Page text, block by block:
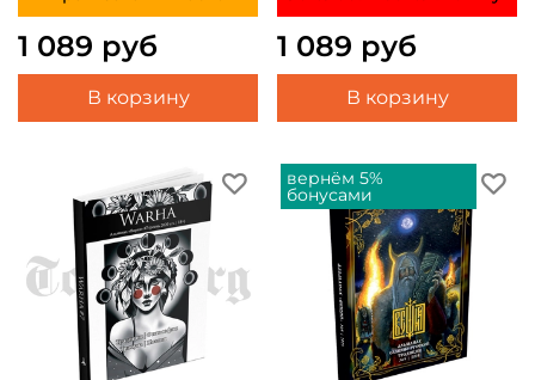
1 089 руб
В корзину
1 089 руб
В корзину
вернём 5%
бонусами